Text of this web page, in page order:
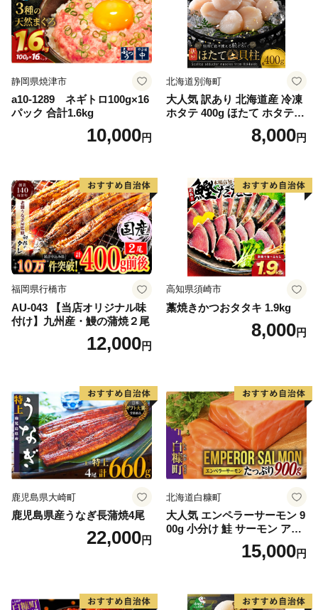
静岡県焼津市
a10-1289 ネギトロ100g×16
パック 合計1.6kg
10,000円
北海道別海町
大人気 訳あり 北海道産 冷凍
ホタテ 400g ほたて ホタテ
8,000円
福岡県行橋市
AU-043 【当店オリジナル味
付け】九州産・鰻の蒲焼２尾
12,000円
高知県須崎市
藁焼きかつおタタキ 1.9kg
8,000円
鹿児島県大崎町
鹿児島県産うなぎ長蒲焼4尾
22,000円
北海道白糠町
大人気 エンペラーサーモン 9
00g 小分け 鮭 サーモン アト
ランティックサーモン 水産
庁長官賞 受賞 さけ シャケ し
満足 美味しい 贈答 生食用 刺
15,000円